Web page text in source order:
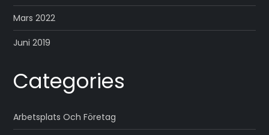
Mars 2022
Juni 2019
Categories
Arbetsplats Och Företag